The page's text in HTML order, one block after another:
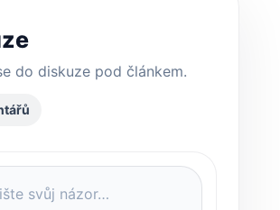
do diskuze pod článkem.